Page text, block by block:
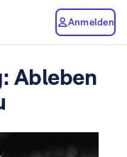
Anmelden
Ableben